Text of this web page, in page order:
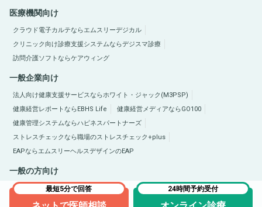
最短5分で回答 24時間予約受付
医療機関向け
クラウド電子カルテならエムスリーデジカル
クリニック向け診療支援システムならデジスマ診療
訪問介護ソフトならケアウィング
一般企業向け
法人向け健康支援サービスならホワイト・ジャック(M3PSP)
健康経営レポートならEBHS Life
健康経営メディアならGO100
健康管理システムならハピネスパートナーズ
ストレスチェックなら職場のストレスチェック+plus
EAPならエムスリーヘルスデザインのEAP
一般の方向け
医療総合サイトQLife（キューライフ） 肥満症総合サイトならひまんラボ